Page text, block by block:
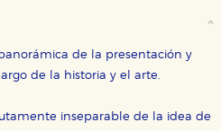
de la presentación y
de la historia y el arte.
inseparable de la idea de
DE COOKIES